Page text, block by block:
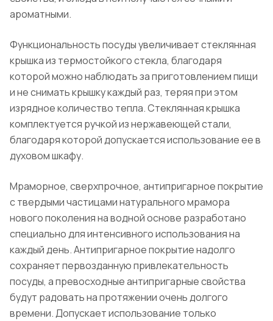
ароматными.
Функциональность посуды увеличивает стеклянная
крышка из термостойкого стекла, благодаря
которой можно наблюдать за приготовлением пищи
и не снимать крышку каждый раз, теряя при этом
изрядное количество тепла. Стеклянная крышка
комплектуется ручкой из нержавеющей стали,
благодаря которой допускается использование ее в
духовом шкафу.
Мраморное, сверхпрочное, антипригарное покрытие
с твердыми частицами натурального мрамора
нового поколения на водной основе разработано
специально для интенсивного использования на
каждый день. Антипригарное покрытие надолго
сохраняет первозданную привлекательность
посуды, а превосходные антипригарные свойства
будут радовать на протяжении очень долгого
времени. Допускает использование только